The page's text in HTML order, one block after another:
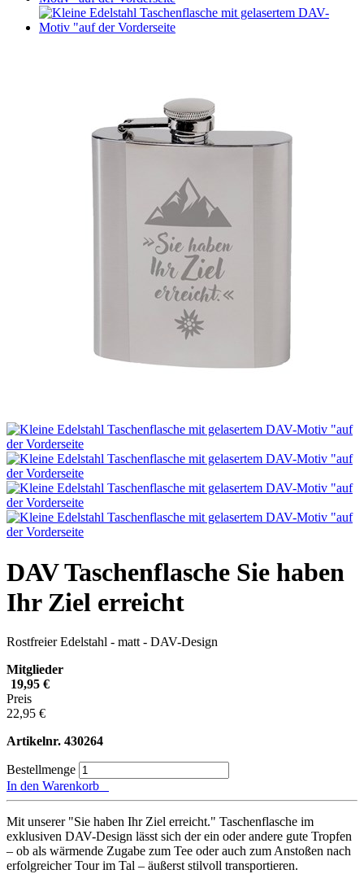
DAV Taschenflasche Sie haben
Ihr Ziel erreicht
Rostfreier Edelstahl - matt - DAV-Design
Mitglieder
19,95 €
Preis
22,95 €
Artikelnr. 430264
Bestellmenge
In den Warenkorb
Mit unserer "Sie haben Ihr Ziel erreicht." Taschenflasche im
exklusiven DAV-Design lässt sich der ein oder andere gute Tropfen
– ob als wärmende Zugabe zum Tee oder auch zum Anstoßen nach
erfolgreicher Tour im Tal – äußerst stilvoll transportieren.